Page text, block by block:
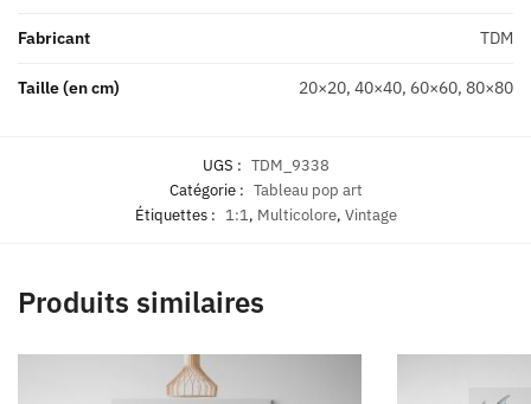
Fabricant TDM
Taille (en cm) 20×20, 40×40, 60×60, 80×80
UGS : TDM_9338
Catégorie : Tableau pop art
Étiquettes : 1:1, Multicolore, Vintage
Produits similaires